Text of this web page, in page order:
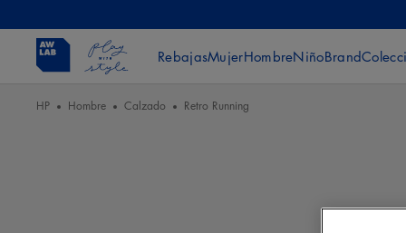
RebajasMujerHombreNiñoBrand
HP Hombre Calzado Retro Running